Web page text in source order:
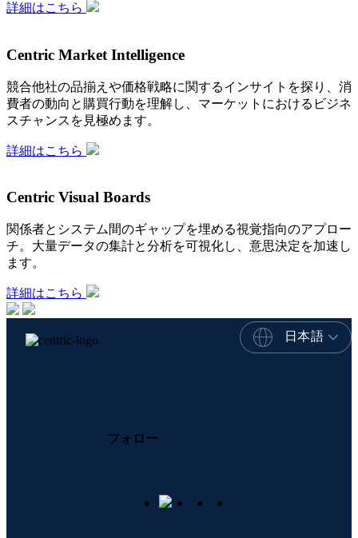
詳細はこちら
Centric Market Intelligence
競合他社の品揃えや価格戦略に関するインサイトを探り、消
費者の動向と購買行動を理解し、マーケットにおけるビジネ
スチャンスを見極めます。
詳細はこちら
Centric Visual Boards
関係者とシステム間のギャップを埋める視覚指向のアプロー
チ。大量データの集計と分析を可視化し、意思決定を加速し
ます。
詳細はこちら
日本語
フォロー